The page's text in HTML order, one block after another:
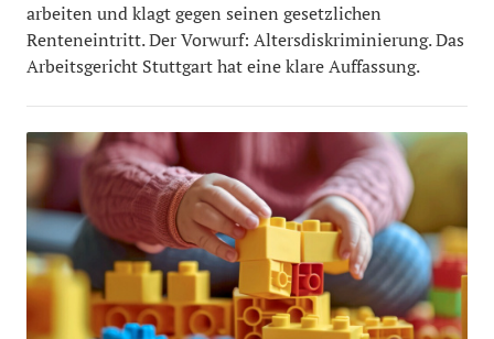
arbeiten und klagt gegen seinen gesetzlichen
Renteneintritt. Der Vorwurf: Altersdiskriminierung. Das
Arbeitsgericht Stuttgart hat eine klare Auffassung.